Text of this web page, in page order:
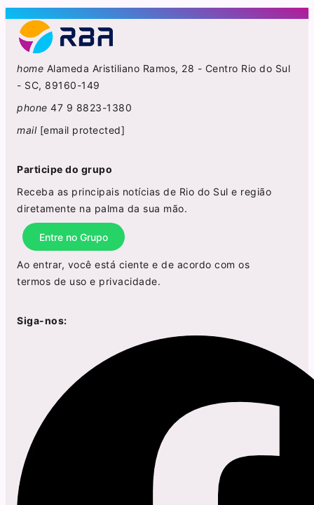
home Alameda Aristiliano Ramos, 28 - Centro Rio do Sul
- SC, 89160-149
phone 47 9 8823-1380
mail [email protected]
Participe do grupo
Receba as principais notícias de Rio do Sul e região
diretamente na palma da sua mão.
Entre no Grupo
Ao entrar, você está ciente e de acordo com os
termos de uso e privacidade.
Siga-nos: